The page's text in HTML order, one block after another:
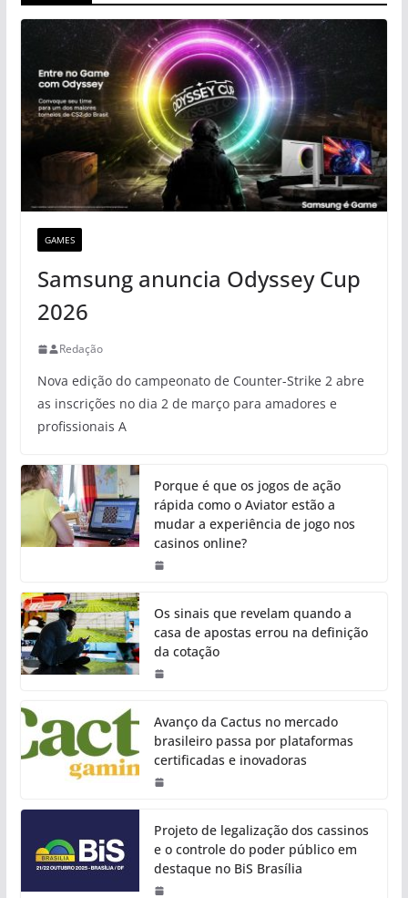
GAMES
Samsung anuncia Odyssey Cup
2026
Redação
Nova edição do campeonato de Counter-Strike 2 abre
as inscrições no dia 2 de março para amadores e
profissionais A
Porque é que os jogos de ação
rápida como o Aviator estão a
mudar a experiência de jogo nos
casinos online?
Os sinais que revelam quando a
casa de apostas errou na definição
da cotação
Avanço da Cactus no mercado
brasileiro passa por plataformas
certificadas e inovadoras
Projeto de legalização dos cassinos
e o controle do poder público em
destaque no BiS Brasília